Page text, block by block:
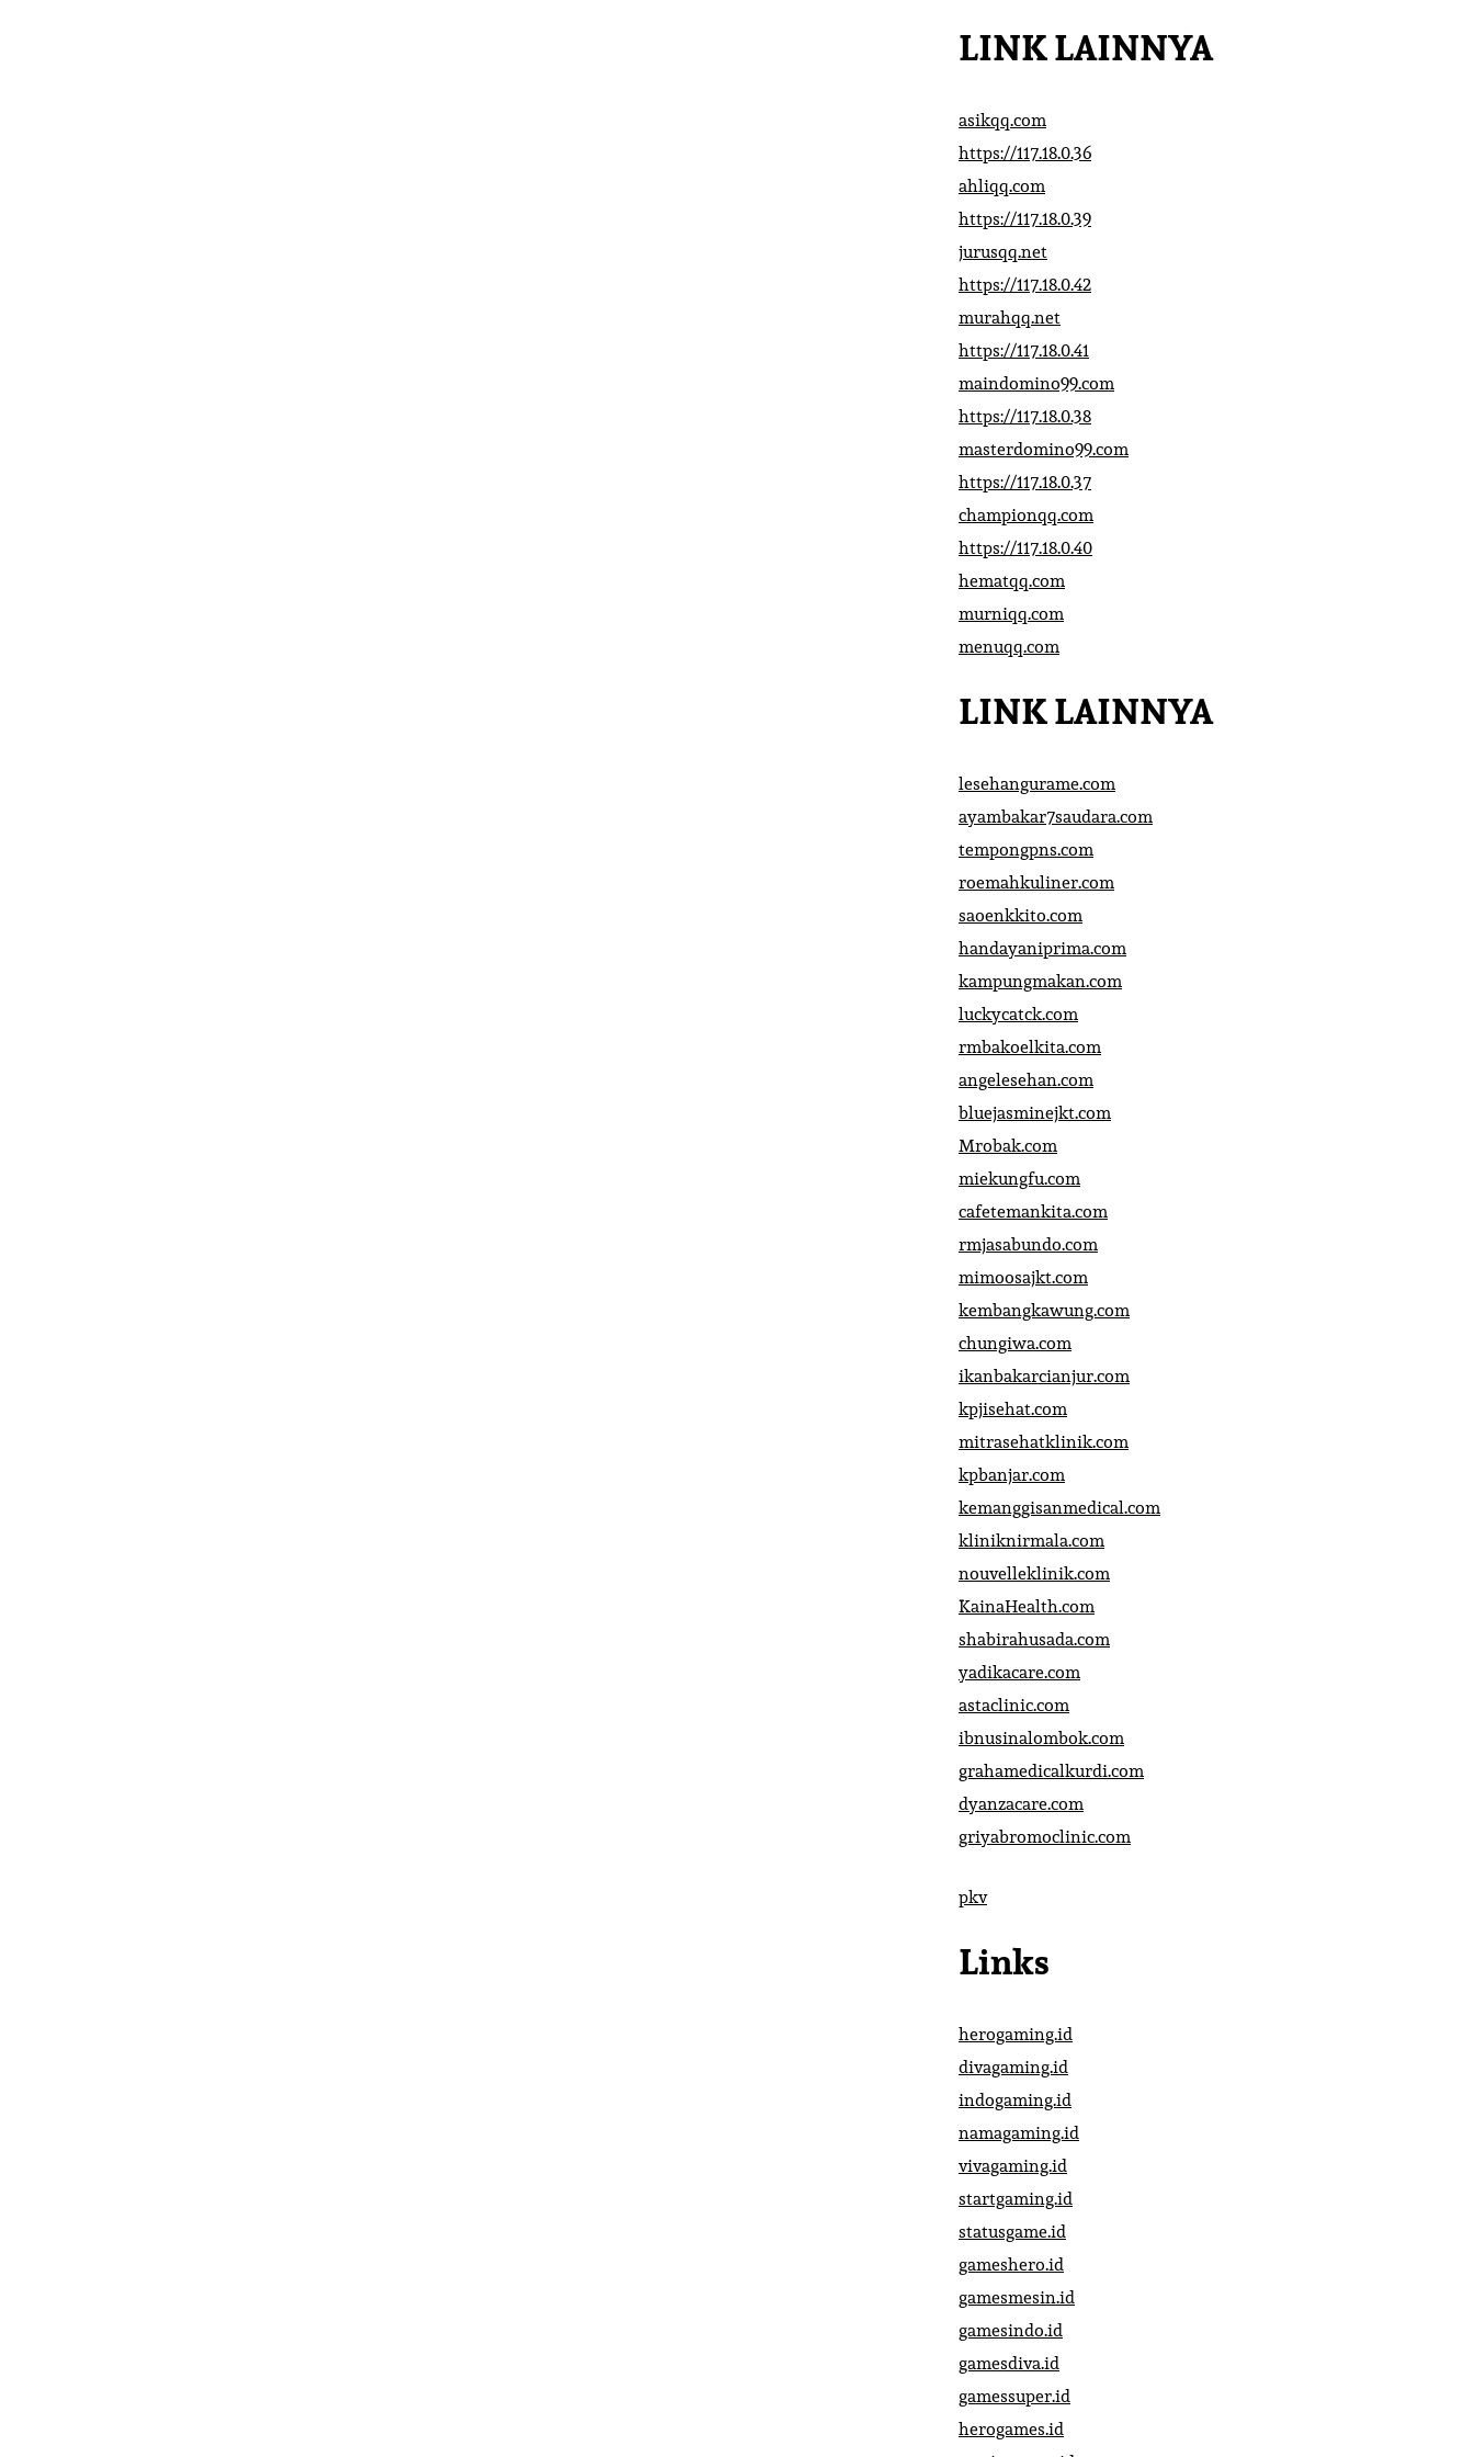
LINK LAINNYA
asikqq.com
https://117.18.0.36
ahliqq.com
https://117.18.0.39
jurusqq.net
https://117.18.0.42
murahqq.net
https://117.18.0.41
maindomino99.com
https://117.18.0.38
masterdomino99.com
https://117.18.0.37
championqq.com
https://117.18.0.40
hematqq.com
murniqq.com
menuqq.com
LINK LAINNYA
lesehangurame.com
ayambakar7saudara.com
tempongpns.com
roemahkuliner.com
saoenkkito.com
handayaniprima.com
kampungmakan.com
luckycatck.com
rmbakoelkita.com
angelesehan.com
bluejasminejkt.com
Mrobak.com
miekungfu.com
cafetemankita.com
rmjasabundo.com
mimoosajkt.com
kembangkawung.com
chungiwa.com
ikanbakarcianjur.com
kpjisehat.com
mitrasehatklinik.com
kpbanjar.com
kemanggisanmedical.com
kliniknirmala.com
nouvelleklinik.com
KainaHealth.com
shabirahusada.com
yadikacare.com
astaclinic.com
ibnusinalombok.com
grahamedicalkurdi.com
dyanzacare.com
griyabromoclinic.com
pkv
Links
herogaming.id
divagaming.id
indogaming.id
namagaming.id
vivagaming.id
startgaming.id
statusgame.id
gameshero.id
gamesmesin.id
gamesindo.id
gamesdiva.id
gamessuper.id
herogames.id